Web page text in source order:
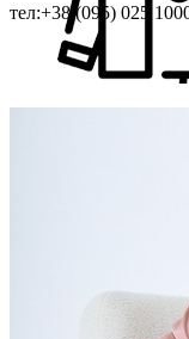
Нижнее белье,
тел:+38 (095) 025